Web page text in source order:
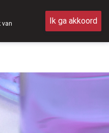
van
Ik ga akkoord